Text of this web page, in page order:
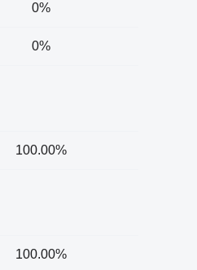
0%
0%
100.00%
100.00%